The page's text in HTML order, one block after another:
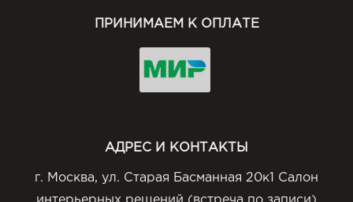
ПРИНИМАЕМ К ОПЛАТЕ
АДРЕС И КОНТАКТЫ
г. Москва, ул. Старая Басманная 20к1 Салон